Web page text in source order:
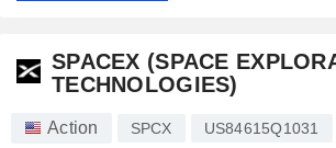
SPACEX (SPACE
TECHNOLOGIES)
Action SPCX US84615Q1031